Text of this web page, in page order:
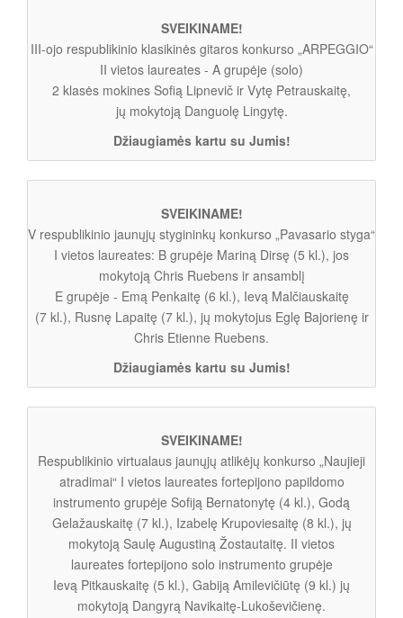
SVEIKINAME!
III-ojo respublikinio klasikinės gitaros konkurso „ARPEGGIO“
II vietos laureates - A grupėje (solo)
2 klasės mokines Sofią Lipnevič ir Vytę Petrauskaitę,
jų mokytoją Danguolę Lingytę.
Džiaugiamės kartu su Jumis!
SVEIKINAME!
V respublikinio jaunųjų stygininkų konkurso „Pavasario styga“
I vietos laureates: B grupėje Mariną Dirsę (5 kl.), jos
mokytoją Chris Ruebens ir ansamblį
E grupėje - Emą Penkaitę (6 kl.), Ievą Malčiauskaitę
(7 kl.), Rusnę Lapaitę (7 kl.), jų mokytojus Eglę Bajorienę ir
Chris Etienne Ruebens.
Džiaugiamės kartu su Jumis!
SVEIKINAME!
Respublikinio virtualaus jaunųjų atlikėjų konkurso „Naujieji
atradimai“ I vietos laureates fortepijono papildomo
instrumento grupėje Sofiją Bernatonytę (4 kl.), Godą
Gelažauskaitę (7 kl.), Izabelę Krupoviesaitę (8 kl.), jų
mokytoją Saulę Augustiną Žostautaitę. II vietos
laureates fortepijono solo instrumento grupėje
Ievą Pitkauskaitę (5 kl.), Gabiją Amilevičiūtę (9 kl.) jų
mokytoją Dangyrą Navikaitę-Lukoševičienę.